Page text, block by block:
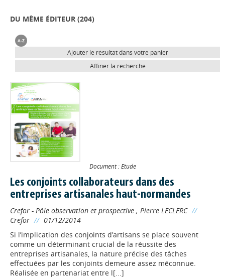
DU MÊME ÉDITEUR (204)
Ajouter le résultat dans votre panier
Affiner la recherche
Document : Etude
Les conjoints collaborateurs dans des
entreprises artisanales haut-normandes
Crefor - Pôle observation et prospective ; Pierre LECLERC //
Crefor // 01/12/2014
Si l’implication des conjoints d’artisans se place souvent
comme un déterminant crucial de la réussite des
entreprises artisanales, la nature précise des tâches
effectuées par les conjoints demeure assez méconnue.
Réalisée en partenariat entre l[...]